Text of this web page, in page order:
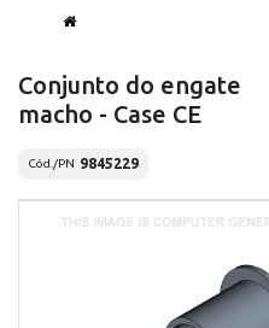
Conjunto do engate
macho - Case CE
Cód./PN 9845229